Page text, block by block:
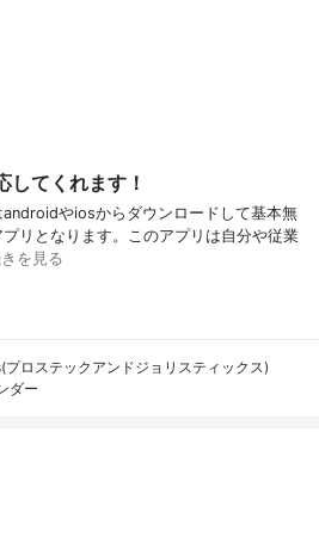
してくれます！
やiosからダウンロードして基本無
リとなります。このアプリは自分や従業
を見る
ロステックアンドジョリスティックス)
ダー